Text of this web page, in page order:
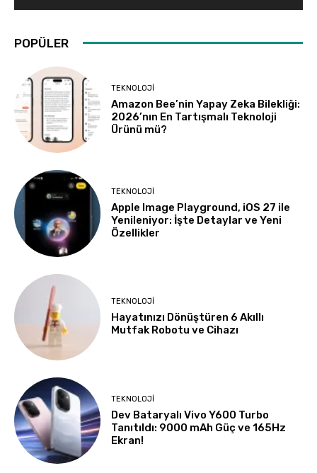
POPÜLER
TEKNOLOJI
Amazon Bee’nin Yapay Zeka Bilekliği:
2026’nın En Tartışmalı Teknoloji
Ürünü mü?
TEKNOLOJI
Apple Image Playground, iOS 27 ile
Yenileniyor: İşte Detaylar ve Yeni
Özellikler
TEKNOLOJI
Hayatınızı Dönüştüren 6 Akıllı
Mutfak Robotu ve Cihazı
TEKNOLOJI
Dev Bataryalı Vivo Y600 Turbo
Tanıtıldı: 9000 mAh Güç ve 165Hz
Ekran!